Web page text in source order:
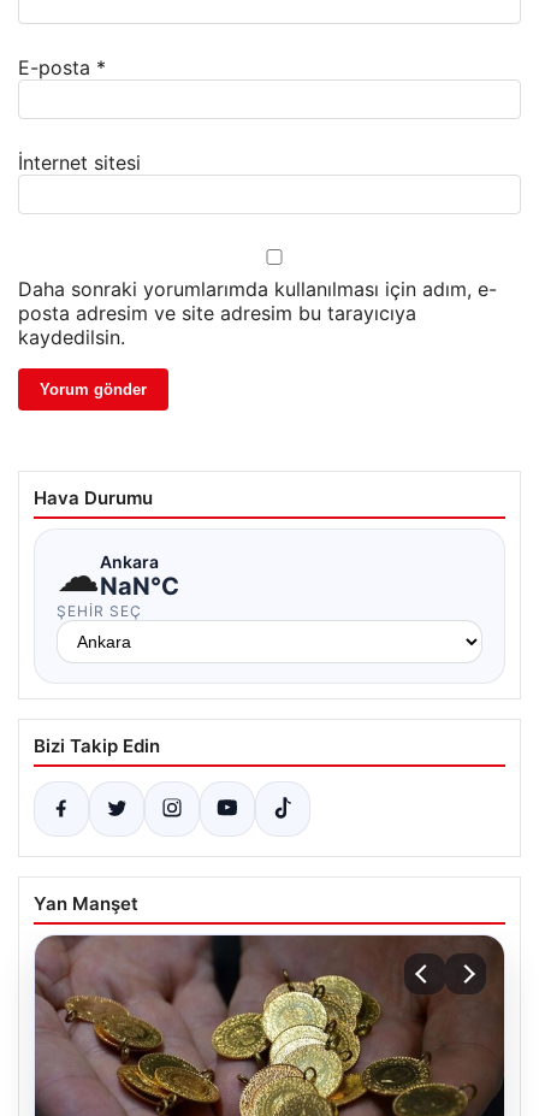
E-posta *
İnternet sitesi
Daha sonraki yorumlarımda kullanılması için adım, e-
posta adresim ve site adresim bu tarayıcıya
kaydedilsin.
Hava Durumu
☁Ankara
NaN°C
ŞEHIR SEÇ
Bizi Takip Edin
Yan Manşet